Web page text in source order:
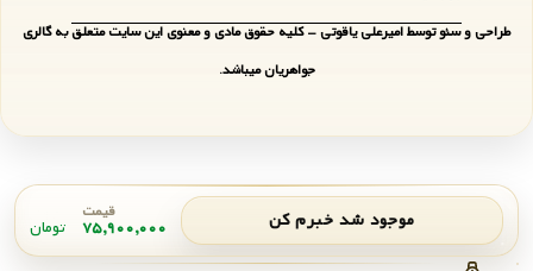
موجود شد خبرم کن قیمت
۷۵,۹۰۰,۰۰۰ تومان
طراحی و سئو توسط امیرعلی یاقوتی - کلیه حقوق مادی و معنوی این سایت متعلق به گالری
جواهریان میباشد.